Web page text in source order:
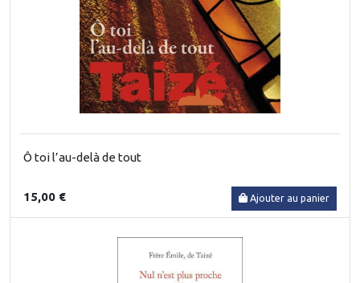
Ô toi l’au-delà de tout
15,00 € Ajouter au panier